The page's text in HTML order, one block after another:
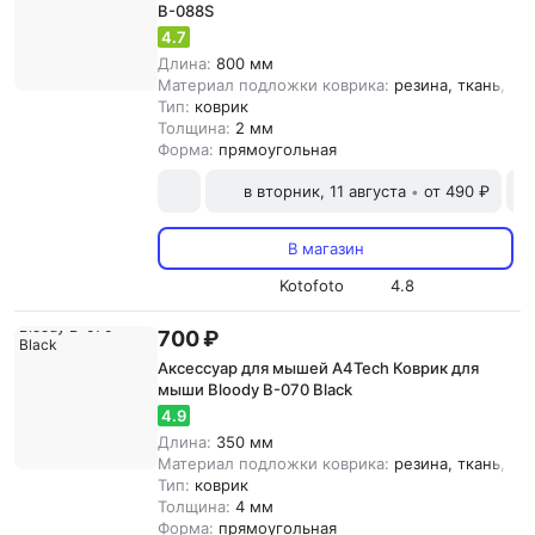
B-088S
4.7
Длина: 800 мм
Материал подложки коврика: резина, ткань,
Тип: коврик
Толщина: 2 мм
Форма: прямоугольная
в вторник, 11 августа • от 490 ₽
В магазин
Kotofoto
4.8
700 ₽
Аксессуар для мышей A4Tech Коврик для
мыши Bloody B-070 Black
4.9
Длина: 350 мм
Материал подложки коврика: резина, ткань,
Тип: коврик
Толщина: 4 мм
Форма: прямоугольная